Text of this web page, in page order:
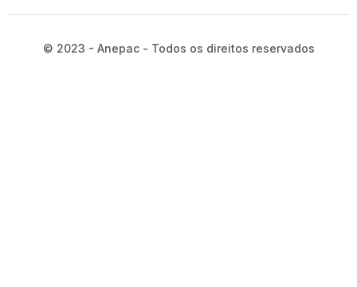
© 2023 - Anepac - Todos os direitos reservados